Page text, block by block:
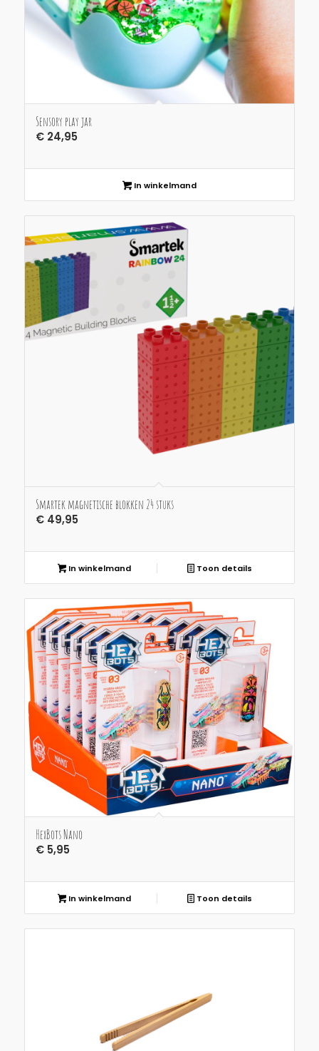
Sensory play jar
€24,95
In winkelmand
Smartek magnetische blokken 24 stuks
€49,95
In winkelmand Toon details
HexBots Nano
€5,95
In winkelmand Toon details